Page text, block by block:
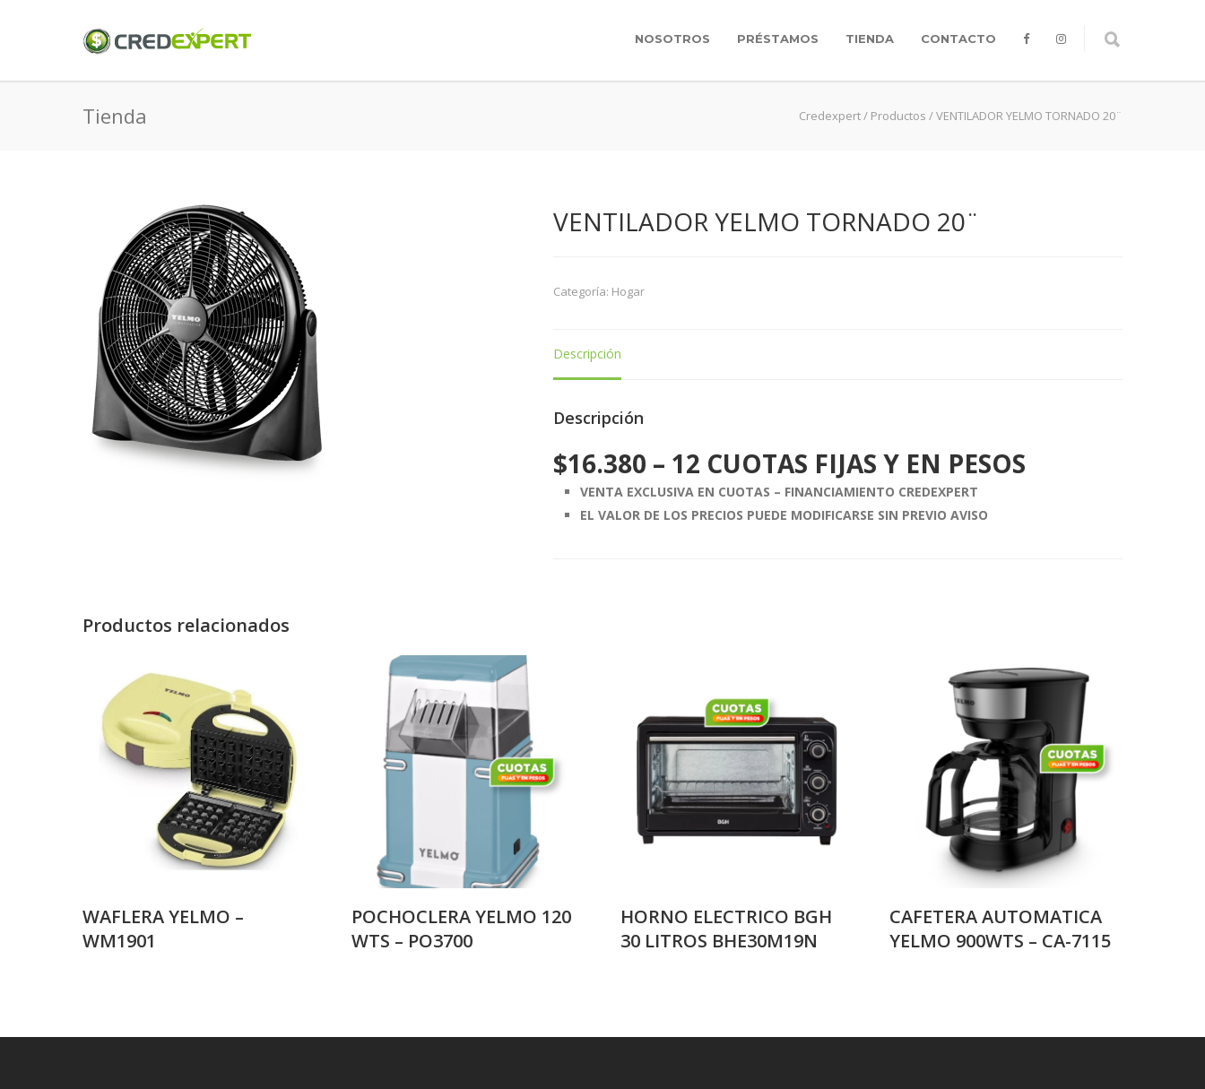
NOSOTROS PRÉSTAMOS TIENDA CONTACTO
Tienda Credexpert/ Productos /VENTILADOR YELMO TORNADO 20¨
VENTILADOR YELMO TORNADO 20¨
Categoría: Hogar
Descripción
Descripción
$16.380 – 12 CUOTAS FIJAS Y EN PESOS
VENTA EXCLUSIVA EN CUOTAS – FINANCIAMIENTO CREDEXPERT
EL VALOR DE LOS PRECIOS PUEDE MODIFICARSE SIN PREVIO AVISO
Productos relacionados
WAFLERA YELMO –
WM1901
POCHOCLERA YELMO 120
WTS – PO3700
HORNO ELECTRICO BGH
30 LITROS BHE30M19N
CAFETERA AUTOMATICA
YELMO 900WTS – CA-7115